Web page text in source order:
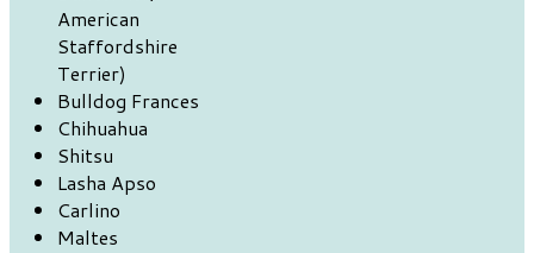
American
Staffordshire
Terrier)
Bulldog Frances
Chihuahua
Shitsu
Lasha Apso
Carlino
Maltes